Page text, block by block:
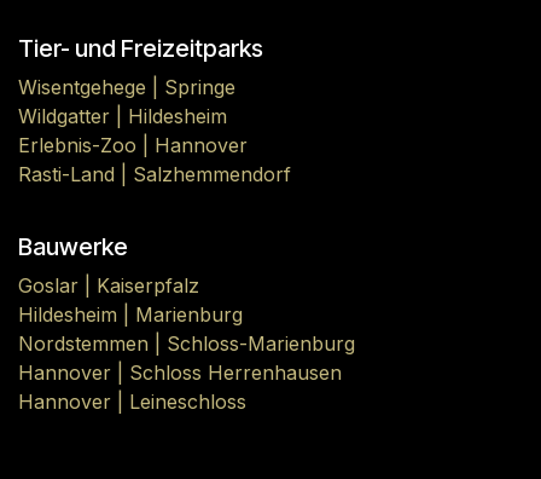
Tier- und Freizeitparks
Wisentgehege | Springe
Wildgatter | Hildesheim
Erlebnis-Zoo | Hannover
Rasti-Land | Salzhemmendorf
Bauwerke
Goslar | Kaiserpfalz
Hildesheim | Marienburg
Nordstemmen | Schloss-Marienburg
Hannover | Schloss Herrenhausen
Hannover | Leineschloss